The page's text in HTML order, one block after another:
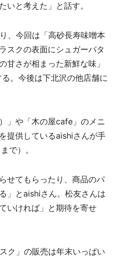
いと考えた」と話す。
、今回は「高砂長寿味噌本
スクの表面にシュガーバタ
さが相まった新鮮な味」
。今後は下北沢の他店舗に
」や「木の屋cafe」のメニ
提供しているaishiさんが手
で）。
せてもらったり、商品のパ
」とaishiさん。松友さんは
いければ」と期待を寄せ
ク」の販売は年末いっぱい